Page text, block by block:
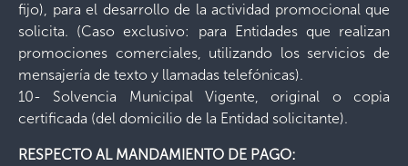
fijo), para el desarrollo de la actividad promocional que
solicita. (Caso exclusivo: para Entidades que realizan
promociones comerciales, utilizando los servicios de
mensajería de texto y llamadas telefónicas).
10- Solvencia Municipal Vigente, original o copia
certificada (del domicilio de la Entidad solicitante).
RESPECTO AL MANDAMIENTO DE PAGO: